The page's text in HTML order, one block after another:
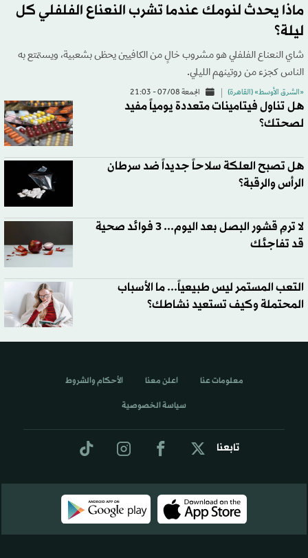
ماذا يحدث لنومك عندما تشرب النعناع الفلفلي كل
ليلة؟
شاي النعناع الفلفلي هو مشروب خالٍ من الكافيين يحظى بشعبية، ويستمتع به
الناس كجزء من روتينهم الليلي.
«الشرق الأوسط» (القاهرة) الجمعة 07/08 - 21:03
هل تناول فيتامينات متعددة يومياً مفيد
لصحتك؟
هل تصبح العلكة سلاحاً جديداً ضد سرطان
الرأس والرقبة؟
لا ترمِ قشور البصل بعد اليوم... 3 فوائد صحية
قد تفاجئك
التعب المستمر ليس طبيعياً... ما الأسباب
المحتملة وكيف تستعيد نشاطك؟
تابعنا
معلومات عنا اعلن معنا الأحكام والشروط
سياسة الخصوصية